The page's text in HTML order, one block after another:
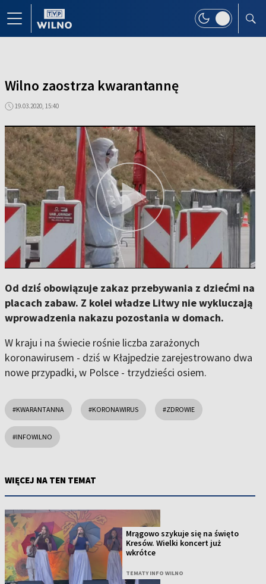
Wilno zaostrza kwarantannę
19.03.2020, 15:40
Od dziś obowiązuje zakaz przebywania z dziećmi na
placach zabaw. Z kolei władze Litwy nie wykluczają
wprowadzenia nakazu pozostania w domach.
W kraju i na świecie rośnie liczba zarażonych
koronawirusem - dziś w Kłajpedzie zarejestrowano dwa
nowe przypadki, w Polsce - trzydzieści osiem.
#KWARANTANNA #KORONAWIRUS #ZDROWIE
#INFOWILNO
WIĘCEJ NA TEN TEMAT
Mrągowo szykuje się na święto
Kresów. Wielki koncert już
wkrótce
TEMATY INFO WILNO